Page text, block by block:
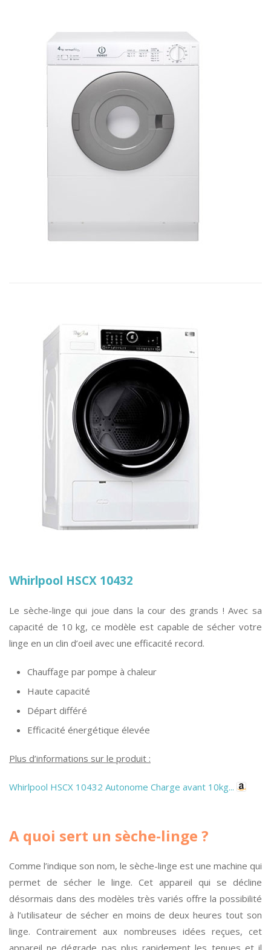
Whirlpool HSCX 10432
Le sèche-linge qui joue dans la cour des grands ! Avec sa
capacité de 10 kg, ce modèle est capable de sécher votre
linge en un clin d’oeil avec une efficacité record.
Chauffage par pompe à chaleur
Haute capacité
Départ différé
Efficacité énergétique élevée
Plus d’informations sur le produit :
Whirlpool HSCX 10432 Autonome Charge avant 10kg...
A quoi sert un sèche-linge ?
Comme l’indique son nom, le sèche-linge est une machine qui
permet de sécher le linge. Cet appareil qui se décline
désormais dans des modèles très variés offre la possibilité
à l’utilisateur de sécher en moins de deux heures tout son
linge. Contrairement aux nombreuses idées reçues, cet
appareil ne dégrade pas plus rapidement les tenues et il